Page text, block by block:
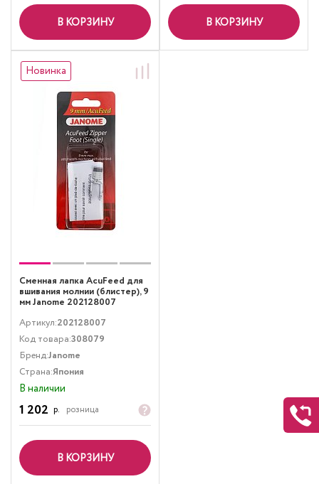
В КОРЗИНУ В КОРЗИНУ
Новинка
Сменная лапка AcuFeed для
вшивания молнии (блистер), 9
мм Janome 202128007
Артикул:202128007
Код товара:308079
Бренд:Janome
Страна:Япония
В наличии
1 202 р. розница
В КОРЗИНУ